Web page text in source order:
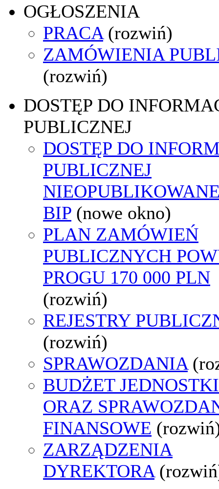
OGŁOSZENIA
PRACA (rozwiń)
ZAMÓWIENIA
(rozwiń)
DOSTĘP DO
PUBLICZNEJ
DOSTĘP DO
PUBLICZNEJ
BIP (nowe okno)
PLAN ZAMÓWIEŃ
PUBLICZNYCH
PROGU 170 000 PLN
(rozwiń)
REJESTRY
(rozwiń)
SPRAWOZDANIA
BUDŻET JEDNOSTKI
ORAZ
FINANSOWE
ZARZĄDZENIA
DYREKTORA